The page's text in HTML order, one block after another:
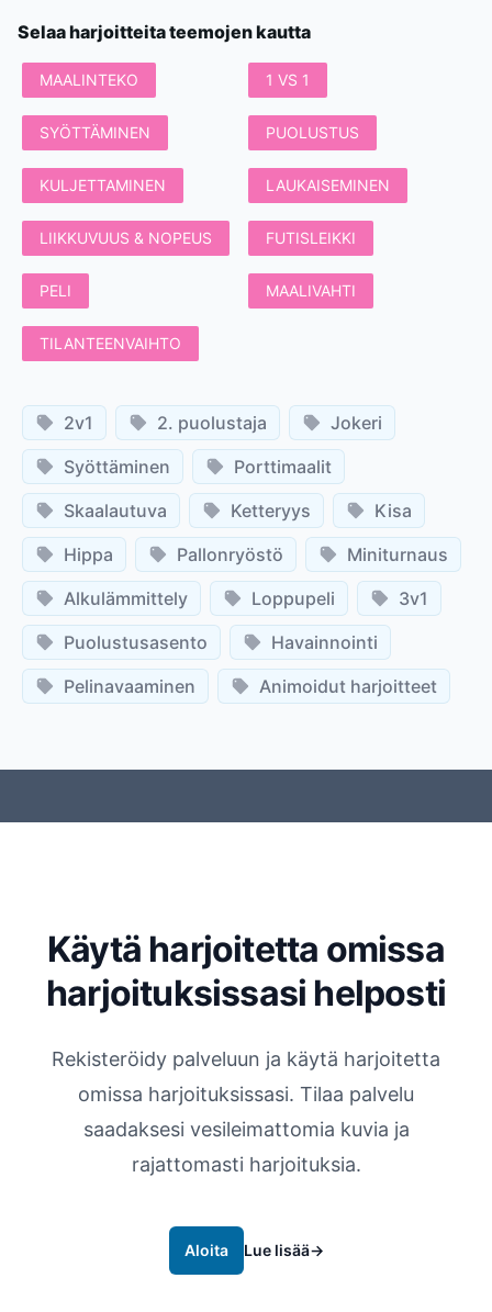
Selaa harjoitteita teemojen kautta
MAALINTEKO 1 VS 1
SYÖTTÄMINEN PUOLUSTUS
KULJETTAMINEN LAUKAISEMINEN
LIIKKUVUUS & NOPEUS FUTISLEIKKI
PELI MAALIVAHTI
TILANTEENVAIHTO
2v1 2. puolustaja
Jokeri
Syöttäminen
Porttimaalit
Skaalautuva
Ketteryys
Kisa
Hippa
Pallonryöstö
Miniturnaus
Alkulämmittely
Loppupeli
3v1
Puolustusasento
Havainnointi
Pelinavaaminen
Animoidut harjoitteet
Käytä harjoitetta omissa
harjoituksissasi helposti
Rekisteröidy palveluun ja käytä harjoitetta
omissa harjoituksissasi. Tilaa palvelu
saadaksesi vesileimattomia kuvia ja
rajattomasti harjoituksia.
Aloita Lue lisää→